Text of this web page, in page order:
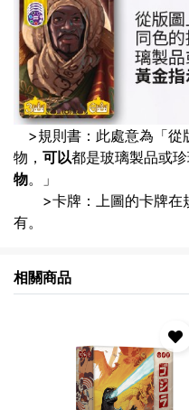
>規則書：此處意為「從
物， 可以都是玻璃製品或珍
物。」
>卡牌：上圖的卡牌在
有。
相關商品